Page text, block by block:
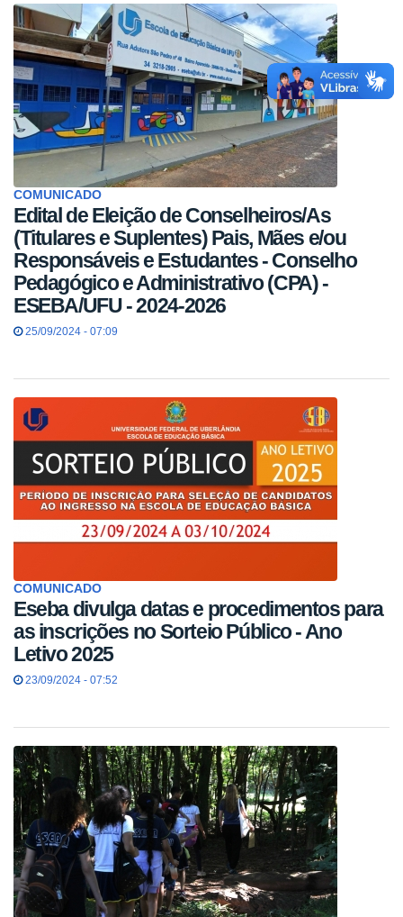
COMUNICADO
Edital de Eleição de Conselheiros/As
(Titulares e Suplentes) Pais, Mães e/ou
Responsáveis e Estudantes - Conselho
Pedagógico e Administrativo (CPA) -
ESEBA/UFU - 2024-2026
25/09/2024 - 07:09
COMUNICADO
Eseba divulga datas e procedimentos para
as inscrições no Sorteio Público - Ano
Letivo 2025
23/09/2024 - 07:52